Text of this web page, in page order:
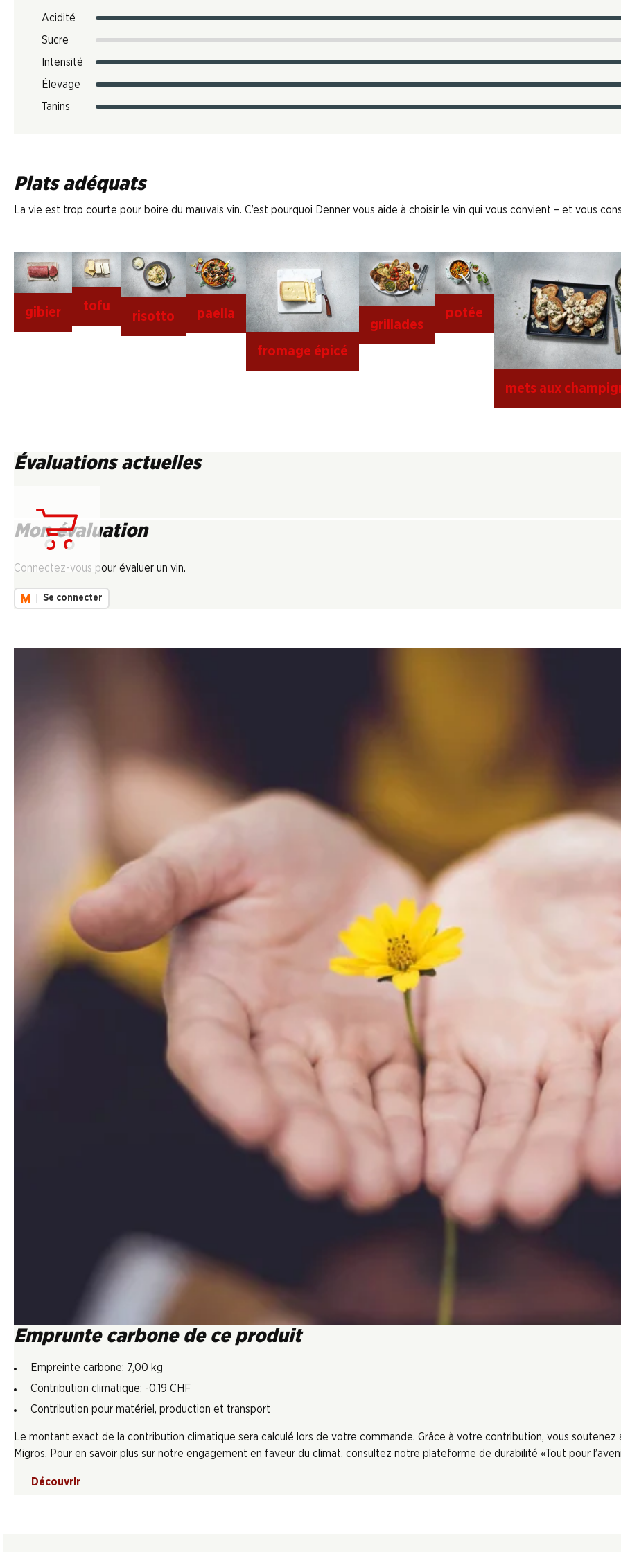
Acidité
Sucre
Intensité
Élevage
Tanins
Plats adéquats
La vie est trop courte pour boire du mauvais vin. C’est pourquoi Denner vous aide à choisir le vin qui vous convient – et vous
gibier tofu
risotto paella
fromage épicé
grillades
potée
mets aux
Évaluations actuelles
Mon évaluation
Connectez-vous pour évaluer un vin.
Se connecter
Emprunte carbone de ce produit
Empreinte carbone: 7,00 kg
Contribution climatique: -0.19 CHF
Contribution pour matériel, production et transport
Le montant exact de la contribution climatique sera calculé lors de votre commande. Grâce à votre contribution, vous
Migros. Pour en savoir plus sur notre engagement en faveur du climat, consultez notre plateforme de durabilité «Tout pour
Découvrir